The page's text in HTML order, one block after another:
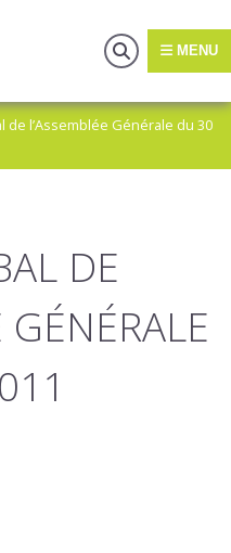
MENU
de l’Assemblée Générale du 30
DE
GÉNÉRALE